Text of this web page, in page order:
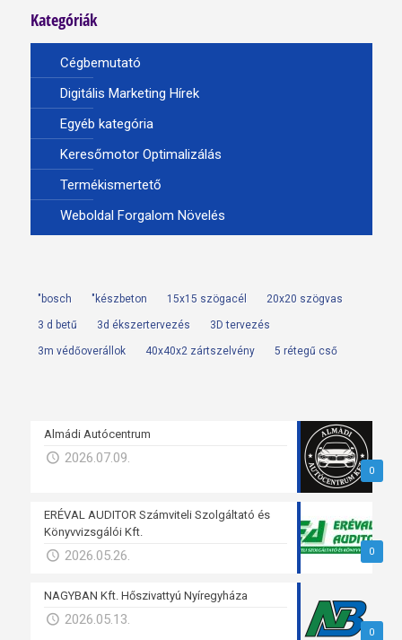
Kategóriák
Cégbemutató
Digitális Marketing Hírek
Egyéb kategória
Keresőmotor Optimalizálás
Termékismertető
Weboldal Forgalom Növelés
"bosch "készbeton 15x15 szögacél 20x20 szögvas
3 d betű 3d ékszertervezés 3D tervezés
3m védőoverállok 40x40x2 zártszelvény 5 rétegű cső
0
Almádi Autócentrum
2026.07.09.
0
ERÉVAL AUDITOR Számviteli Szolgáltató és
Könyvvizsgálói Kft.
2026.05.26.
0
NAGYBAN Kft. Hőszivattyú Nyíregyháza
2026.05.13.